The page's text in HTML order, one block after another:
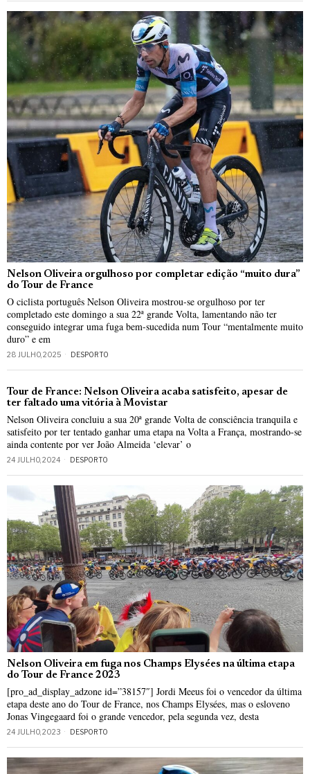
Nelson Oliveira orgulhoso por completar edição “muito dura”
do Tour de France
O ciclista português Nelson Oliveira mostrou-se orgulhoso por ter
completado este domingo a sua 22ª grande Volta, lamentando não ter
conseguido integrar uma fuga bem-sucedida num Tour “mentalmente muito
duro” e em
28 JULHO, 2025 DESPORTO
Tour de France: Nelson Oliveira acaba satisfeito, apesar de
ter faltado uma vitória à Movistar
Nelson Oliveira concluiu a sua 20ª grande Volta de consciência tranquila e
satisfeito por ter tentado ganhar uma etapa na Volta a França, mostrando-se
ainda contente por ver João Almeida ‘elevar’ o
24 JULHO, 2024 DESPORTO
Nelson Oliveira em fuga nos Champs Elysées na última etapa
do Tour de France 2023
[pro_ad_display_adzone id=”38157″] Jordi Meeus foi o vencedor da última
etapa deste ano do Tour de France, nos Champs Elysées, mas o esloveno
Jonas Vingegaard foi o grande vencedor, pela segunda vez, desta
24 JULHO, 2023 DESPORTO